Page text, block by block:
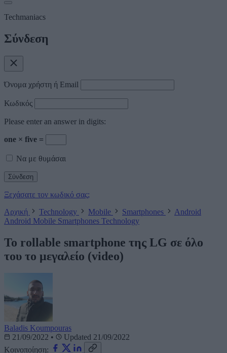
Techmaniacs
Σύνδεση
Όνομα χρήστη ή Email
Κωδικός
Please enter an answer in digits:
one × five =
Να με θυμάσαι
Ξεχάσατε τον κωδικό σας;
Αρχική
Technology Mobile Smartphones
Android
Android Mobile Smartphones Technology
Το rollable smartphone της LG σε όλο
του το μεγαλείο (video)
Baladis Koumpouras
21/09/2022 •
Updated 21/09/2022
Κοινοποίηση: